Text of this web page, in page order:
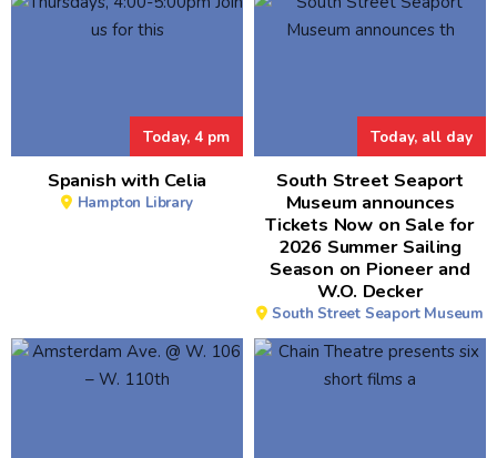
Today, 4 pm
Spanish with Celia
Hampton Library
Today, all day
South Street Seaport
Museum announces
Tickets Now on Sale for
2026 Summer Sailing
Season on Pioneer and
W.O. Decker
South Street Seaport Museum